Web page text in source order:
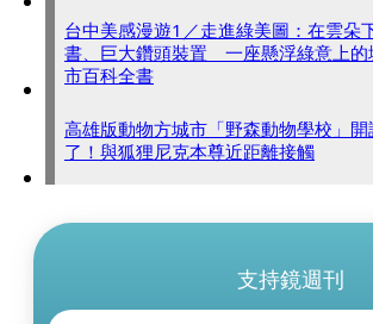
台中美感漫遊1／走進綠美圖：在雲朵
書、巨大鑽頭裝置 一座懸浮綠意上的
市百科全書
高雄版動物方城市「野森動物學校」開
了！與狐狸尼克本尊近距離接觸
支持鏡週刊